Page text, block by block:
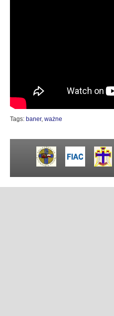
Tags: baner, ważne